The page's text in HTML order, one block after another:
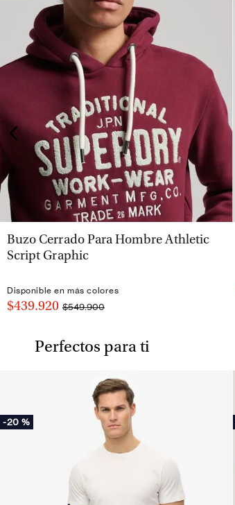
VISTA RÁPIDA
Buzo Cerrado Para Hombre Athletic
Script Graphic
Disponible en más colores
$439.920 $549.900
Perfectos para ti
-20 %